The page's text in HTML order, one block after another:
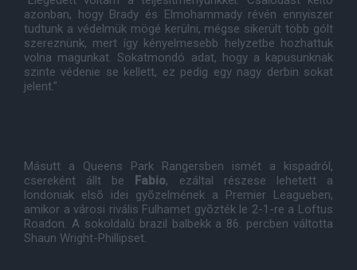
azonban, hogy Brady és Elmohammady révén ennyiszer
tudtunk a védelmük mögé kerülni, mégse sikerült több gólt
szereznünk, mert így kényelmesebb helyzetbe hozhattuk
volna magunkat. Sokatmondó adat, hogy a kapusunknak
szinte védenie se kellett, ez pedig egy nagy derbin sokat
jelent."
Másutt a Queens Park Rangersben ismét a kispadról,
csereként állt be
Fabio, ezáltal részese lehetett a
londoniak elsõ idei gyõzelmének a Premier Leagueben,
amikor a városi rivális Fulhamet gyõzték le 2-1-re a Loftus
Roadon. A sokoldalú brazil balbekk a 86. percben váltotta
Shaun Wright-Phillipset.